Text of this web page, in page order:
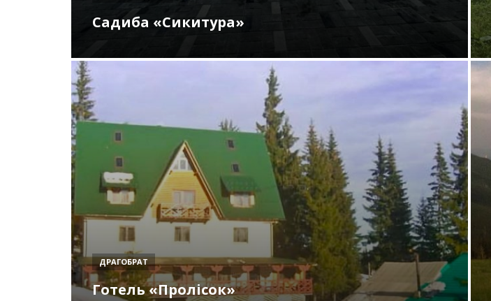
Садиба «Сикитура»
Готель «Пролісок»
ДРАГОБРАТ